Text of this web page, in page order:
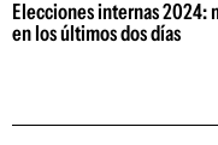
Elecciones internas 2024:
en los últimos dos días